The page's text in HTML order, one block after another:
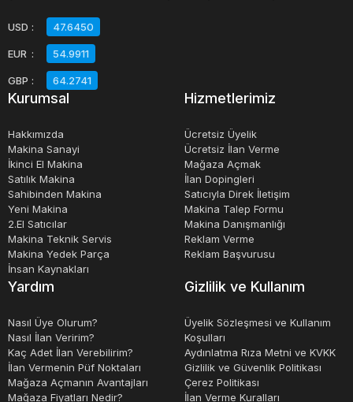
USD : 47.6450
EUR : 54.9911
GBP : 64.2741
Kurumsal
Hakkımızda
Makina Sanayi
İkinci El Makina
Satılık Makina
Sahibinden Makina
Yeni Makina
2.El Satıcılar
Makina Teknik Servis
Makina Yedek Parça
İnsan Kaynakları
Hizmetlerimiz
Ücretsiz Üyelik
Ücretsiz İlan Verme
Mağaza Açmak
İlan Dopingleri
Satıcıyla Direk İletişim
Makina Talep Formu
Makina Danışmanlığı
Reklam Verme
Reklam Başvurusu
Yardım
Nasıl Üye Olurum?
Nasıl İlan Veririm?
Kaç Adet İlan Verebilirim?
İlan Vermenin Püf Noktaları
Mağaza Açmanın Avantajları
Mağaza Fiyatları Nedir?
Gizlilik ve Kullanım
Üyelik Sözleşmesi ve Kullanım
Koşulları
Aydınlatma Rıza Metni ve KVKK
Gizlilik ve Güvenlik Politikası
Çerez Politikası
İlan Verme Kuralları